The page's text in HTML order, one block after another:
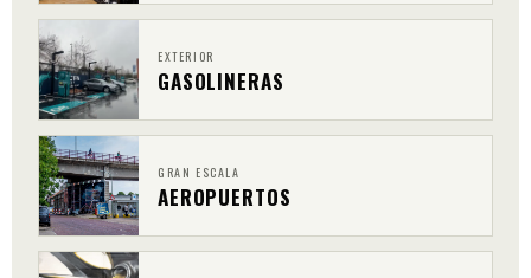
EXTERIOR
GASOLINERAS
GRAN ESCALA
AEROPUERTOS